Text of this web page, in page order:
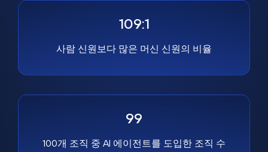
109:1
사람 신원보다 많은 머신 신원의 비율
99
100개 조직 중 AI 에이전트를 도입한 조직 수